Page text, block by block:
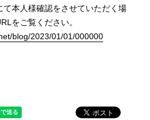
て本人様確認をさせていただく場
をご覧ください。
blog/2023/01/01/000000